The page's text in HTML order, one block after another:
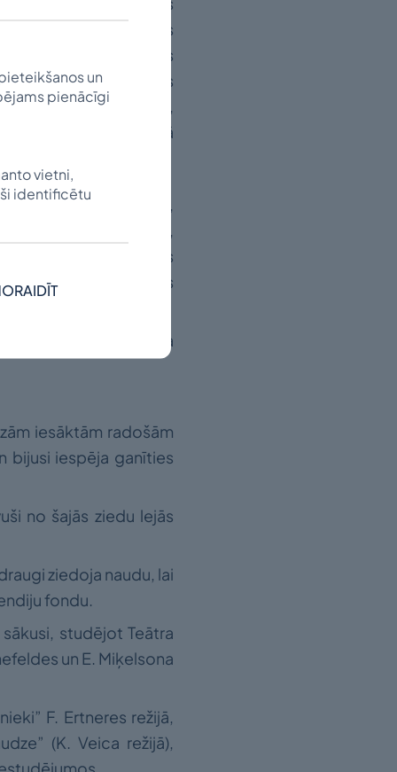
– teātrī. Arī nonācis
darina grafiskos
u. c., darbojas
latviešu sabiedrībai,
vasaras vidusskolā
(Vācijā), Batlkrīkā,
un citur gan grupu,
Sildega 25 gadu darbs
gan citur atrodamas
PBLA Kultūras fonda
iesāktām radošām
bijusi iespēja ganīties
no šajās ziedu lejās
ziedoja naudu, lai
fondu.
studējot Teātra
un E. Miķelsona
F. Ertneres režijā,
(K. Veica režijā),
un
pienācīgi
vietni,
identificētu